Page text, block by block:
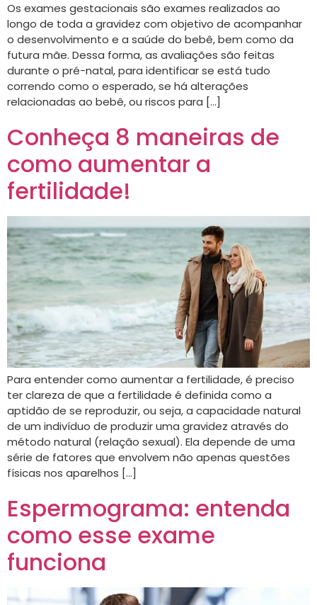
Os exames gestacionais são exames realizados ao
longo de toda a gravidez com objetivo de acompanhar
o desenvolvimento e a saúde do bebê, bem como da
futura mãe. Dessa forma, as avaliações são feitas
durante o pré-natal, para identificar se está tudo
correndo como o esperado, se há alterações
relacionadas ao bebê, ou riscos para […]
Conheça 8 maneiras de
como aumentar a
fertilidade!
Para entender como aumentar a fertilidade, é preciso
ter clareza de que a fertilidade é definida como a
aptidão de se reproduzir, ou seja, a capacidade natural
de um indivíduo de produzir uma gravidez através do
método natural (relação sexual). Ela depende de uma
série de fatores que envolvem não apenas questões
físicas nos aparelhos […]
Espermograma: entenda
como esse exame
funciona